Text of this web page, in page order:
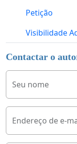
Petição
Visibilidade
Contactar o
Seu nome
Endereço de e-